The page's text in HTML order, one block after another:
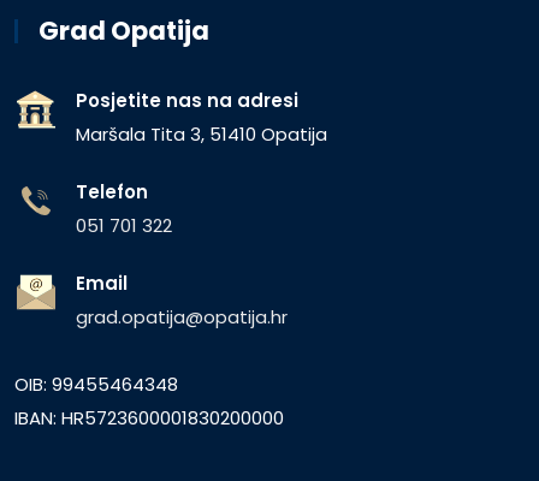
Grad Opatija
Posjetite nas na adresi
Maršala Tita 3, 51410 Opatija
Telefon
051 701 322
Email
grad.opatija@opatija.hr
OIB: 99455464348
IBAN: HR5723600001830200000